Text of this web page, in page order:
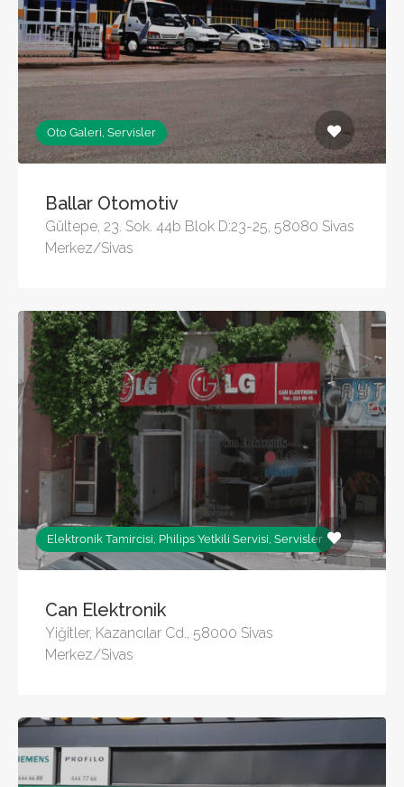
Oto Galeri, Servisler
Ballar Otomotiv
Gültepe, 23. Sok. 44b Blok D:23-25, 58080 Sivas
Merkez/Sivas
Elektronik Tamircisi, Philips Yetkili Servisi, Servisler
Can Elektronik
Yiğitler, Kazancılar Cd., 58000 Sivas
Merkez/Sivas